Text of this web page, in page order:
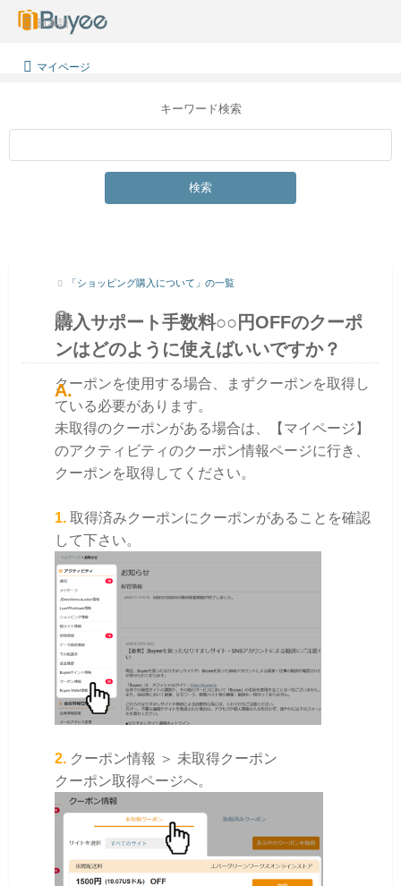
日本語
マイページ
キーワード検索
検索
「ショッピング購入について」の一覧
購入サポート手数料○○円OFFのクーポ
ンはどのように使えばいいですか？
クーポンを使用する場合、まずクーポンを取得し
ている必要があります。
未取得のクーポンがある場合は、【マイページ】
のアクティビティのクーポン情報ページに行き、
クーポンを取得してください。
1. 取得済みクーポンにクーポンがあることを確認
して下さい。
2. クーポン情報 ＞ 未取得クーポン
クーポン取得ページへ。